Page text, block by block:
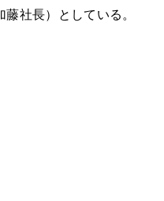
社長）としている。